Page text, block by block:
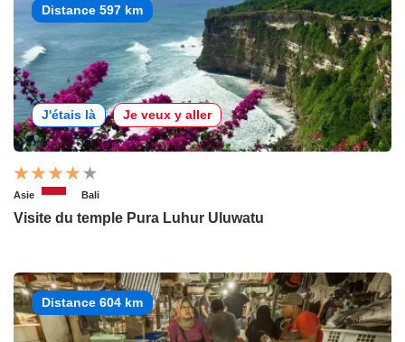
Distance 597 km
J'étais là Je veux y aller
Asie Bali
Visite du temple Pura Luhur Uluwatu
Distance 604 km